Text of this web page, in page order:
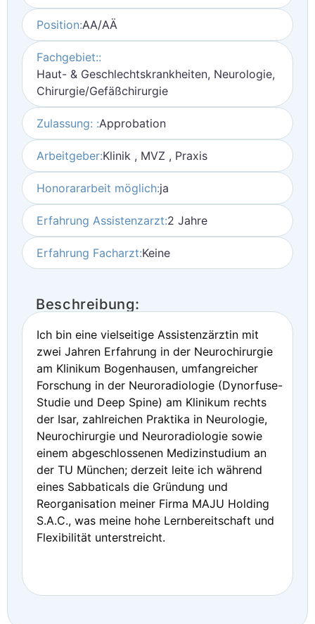
Position:AA/AÄ
Fachgebiet::
Haut- & Geschlechtskrankheiten, Neurologie,
Chirurgie/Gefäßchirurgie
Zulassung: :Approbation
Arbeitgeber:Klinik , MVZ , Praxis
Honorararbeit möglich:ja
Erfahrung Assistenzarzt:2 Jahre
Erfahrung Facharzt:Keine
Beschreibung:
Ich bin eine vielseitige Assistenzärztin mit
zwei Jahren Erfahrung in der Neurochirurgie
am Klinikum Bogenhausen, umfangreicher
Forschung in der Neuroradiologie (Dynorfuse-
Studie und Deep Spine) am Klinikum rechts
der Isar, zahlreichen Praktika in Neurologie,
Neurochirurgie und Neuroradiologie sowie
einem abgeschlossenen Medizinstudium an
der TU München; derzeit leite ich während
eines Sabbaticals die Gründung und
Reorganisation meiner Firma MAJU Holding
S.A.C., was meine hohe Lernbereitschaft und
Flexibilität unterstreicht.